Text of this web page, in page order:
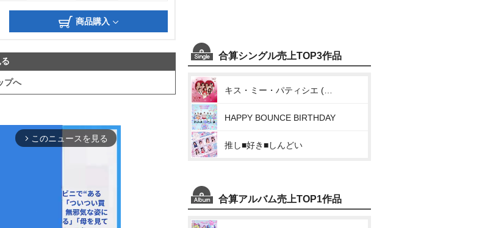
商品購入
プへ
arrow_forward_ios このニュースを見る
合算シングル売上TOP3作品
HAPPY BOUNCE BIRTHDAY
推し■好き■しんどい
合算アルバム売上TOP1作品